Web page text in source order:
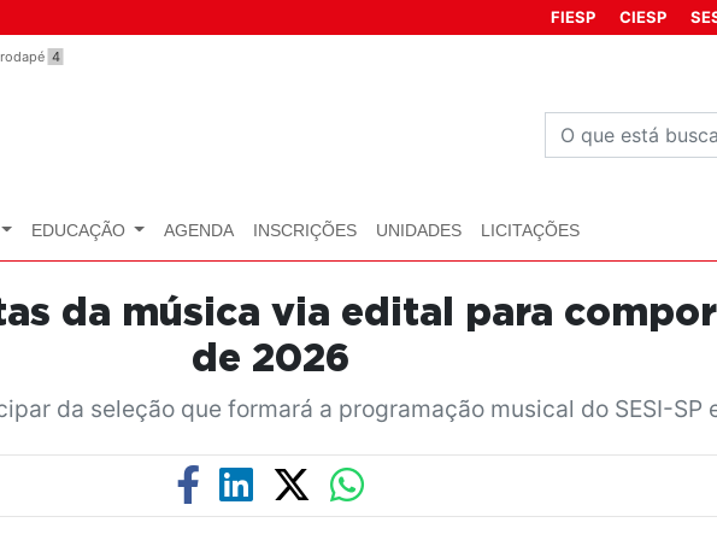
4
FIESP CIESP
EDUCAÇÃO AGENDA INSCRIÇÕES UNIDADES LICITAÇÕES
da música via edital para
de 2026
da seleção que formará a programação musical do SESI-SP